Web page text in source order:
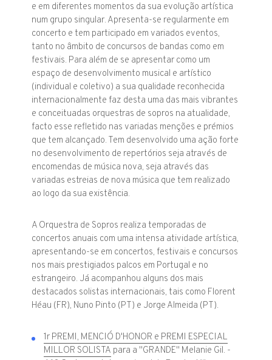
e em diferentes momentos da sua evolução artística
num grupo singular. Apresenta-se regularmente em
concerto e tem participado em variados eventos,
tanto no âmbito de concursos de bandas como em
festivais. Para além de se apresentar como um
espaço de desenvolvimento musical e artístico
(individual e coletivo) a sua qualidade reconhecida
internacionalmente faz desta uma das mais vibrantes
e conceituadas orquestras de sopros na atualidade,
facto esse refletido nas variadas menções e prémios
que tem alcançado. Tem desenvolvido uma ação forte
no desenvolvimento de repertórios seja através de
encomendas de música nova, seja através das
variadas estreias de nova música que tem realizado
ao logo da sua existência.
A Orquestra de Sopros realiza temporadas de
concertos anuais com uma intensa atividade artística,
apresentando-se em concertos, festivais e concursos
nos mais prestigiados palcos em Portugal e no
estrangeiro. Já acompanhou alguns dos mais
destacados solistas internacionais, tais como Florent
Héau (FR), Nuno Pinto (PT) e Jorge Almeida (PT).
1r PREMI, MENCIÓ D'HONOR e PREMI ESPECIAL
MILLOR SOLISTA para a "GRANDE" Melanie Gil. -